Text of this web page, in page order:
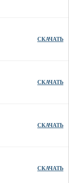
СКАЧАТЬ
СКАЧАТЬ
СКАЧАТЬ
СКАЧАТЬ